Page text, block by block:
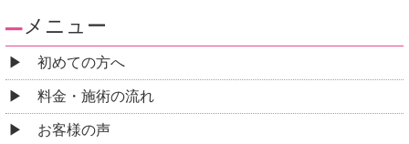
メニュー
初めての方へ
料金・施術の流れ
お客様の声